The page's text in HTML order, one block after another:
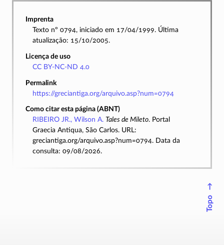
Imprenta
Texto nº 0794, iniciado em 17/04/1999. Última
atualização: 15/10/2005.
Licença de uso
CC BY-NC-ND 4.0
Permalink
https://greciantiga.org/arquivo.asp?num=0794
Como citar esta página (ABNT)
RIBEIRO JR., Wilson A. Tales de Mileto. Portal
Graecia Antiqua, São Carlos. URL:
greciantiga.org/arquivo.asp?num=0794. Data da
consulta: 09/08/2026.
↑
Topo